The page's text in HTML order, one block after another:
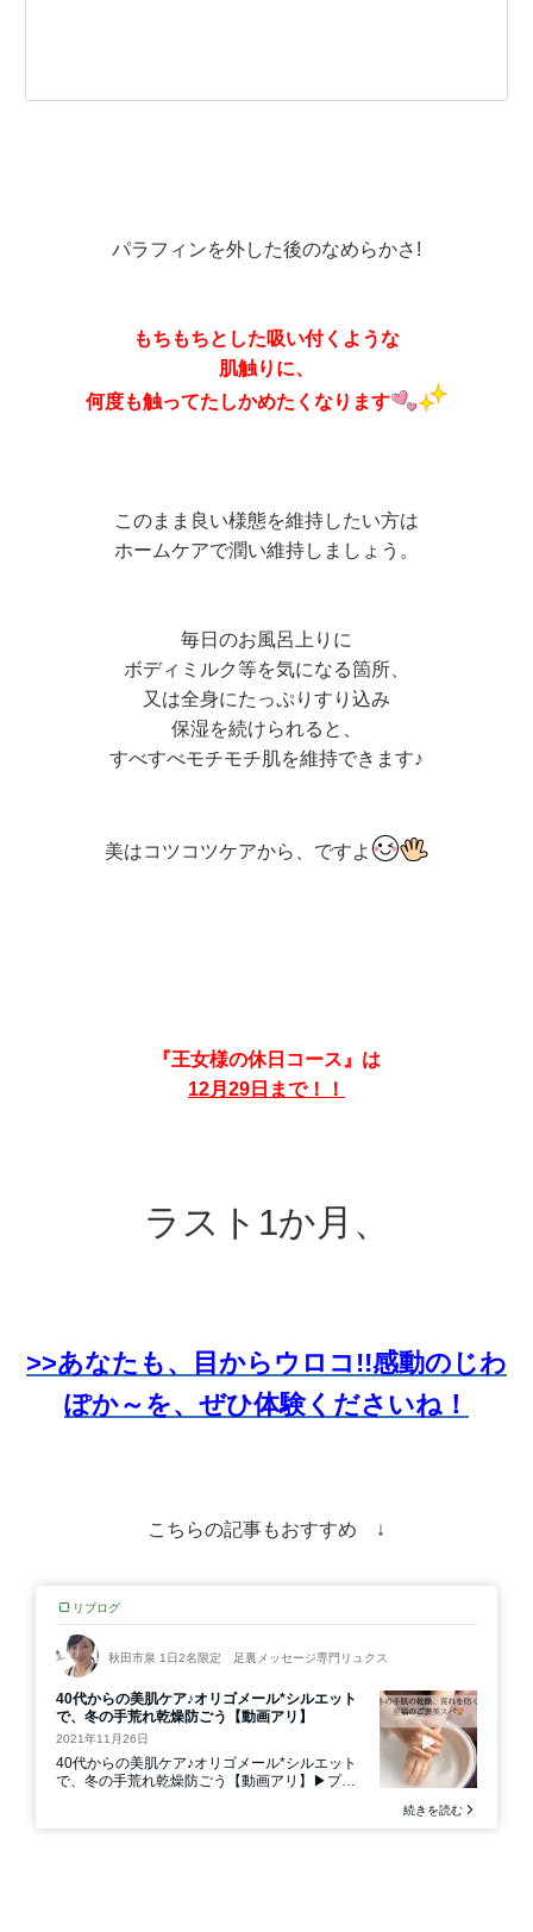
パラフィンを外した後のなめらかさ!
もちもちとした吸い付くような
肌触りに、
何度も触ってたしかめたくなります
このまま良い様態を維持したい方は
ホームケアで潤い維持しましょう。
毎日のお風呂上りに
ボディミルク等を気になる箇所、
又は全身にたっぷりすり込み
保湿を続けられると、
すべすべモチモチ肌を維持できます♪
美はコツコツケアから、ですよ
『王女様の休日コース』は
12月29日まで！！
ラスト1か月、
>>あなたも、目からウロコ!!感動のじわ
ぽか～を、ぜひ体験くださいね！
こちらの記事もおすすめ ↓